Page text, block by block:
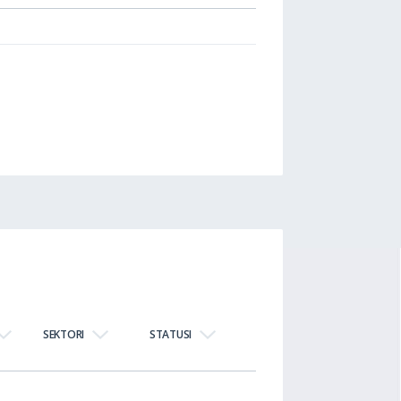
SEKTORI STATUSI